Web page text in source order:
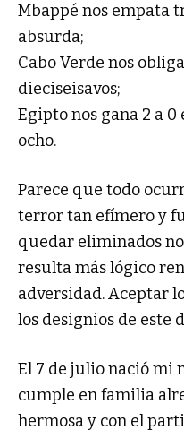
Mbappé nos empata
absurda;
Cabo Verde nos
dieciseisavos;
Egipto nos gana 2 a
ocho.
Parece que todo
terror tan efímero y
quedar eliminados
resulta más lógico
adversidad. Aceptar
los designios de este
El 7 de julio nació mi
cumple en familia
hermosa y con el